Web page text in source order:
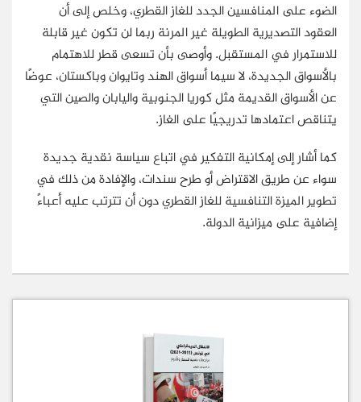
الضوء على المنافسين الجدد للغاز القطري، وخلص إلى أن
العقود التصديرية الطويلة غير المرنة ربما لن تكون غير قابلة
للاستمرار في المستقبل. وأوصى بأن تسعى قطر للاهتمام
بالأسواق الجديدة، لا سيما أسواق الهند وتايوان وباكستان، عوضًا
عن الأسواق القديمة مثل كوريا الجنوبية واليابان والصين التي
يتناقص اعتمادها تدريجيًا على الغاز.
كما أشار إلى إمكانية التفكير في اتباع سياسة نقدية جديدة
سواء عن طريق الاقتراض أو طرح سندات، والإفادة من ذلك في
تطوير الميزة التنافسية للغاز القطري دون أن تترتب عليه أعباءً
إضافية على ميزانية الدولة.